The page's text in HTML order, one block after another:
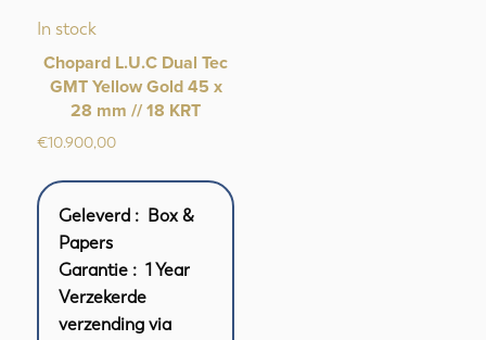
In stock
Chopard L.U.C Dual Tec
GMT Yellow Gold 45 x
28 mm // 18 KRT
€10.900,00
Geleverd : Box &
Papers
Garantie : 1 Year
Verzekerde
verzending via